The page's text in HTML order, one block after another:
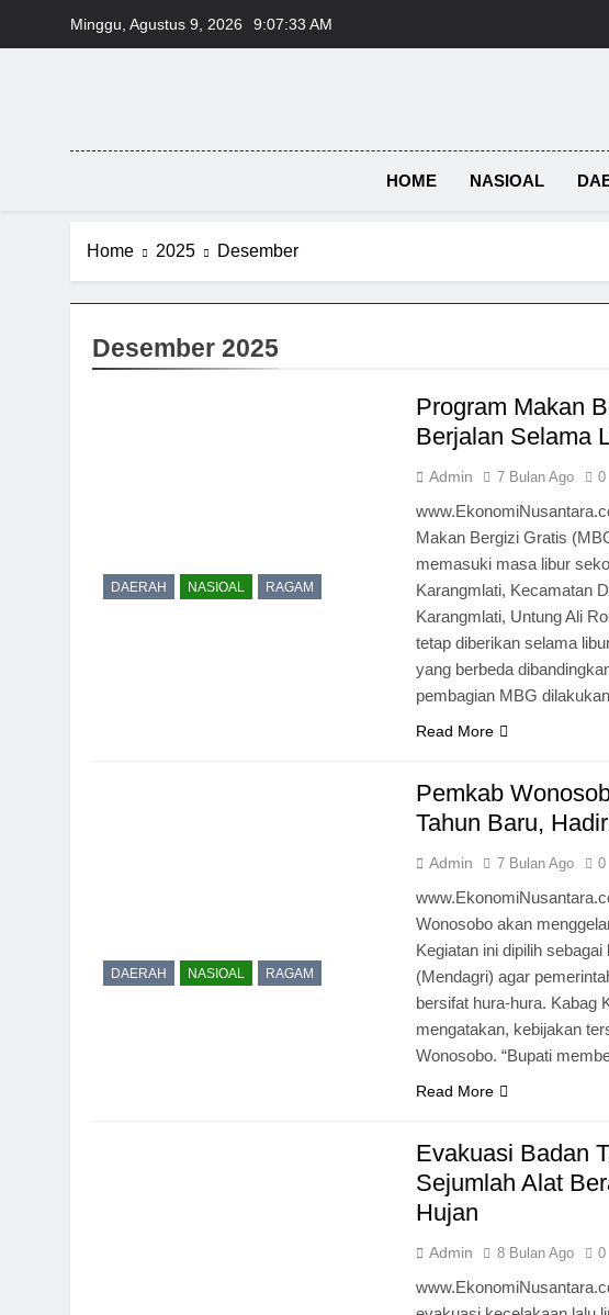
Minggu, Agustus 9, 2026 9:07:34 AM
HOME NASIOAL
Home 2025 Desember
Desember 2025
DAERAH NASIOAL RAGAM
Program Makan
Berjalan Selama
Admin 7 Bulan Ago 0
Makan Bergizi Gratis
memasuki masa libur
Karangmlati, Kecamatan
Karangmlati, Untung Ali
tetap diberikan selama
yang berbeda
pembagian MBG
Read More
DAERAH NASIOAL RAGAM
Pemkab
Tahun Baru,
Admin 7 Bulan Ago 0
Wonosobo akan
Kegiatan ini dipilih
(Mendagri) agar
bersifat hura-hura. Kabag
mengatakan, kebijakan
Wonosobo. “Bupati
Read More
Evakuasi Badan
Sejumlah Alat
Hujan
Admin 8 Bulan Ago 0